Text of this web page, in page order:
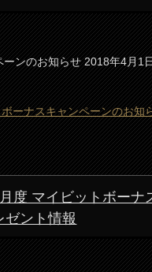
ンのお知らせ 2018年4月1
ーナスキャンペーンのお知
度 マイビットボーナ
ゼント情報